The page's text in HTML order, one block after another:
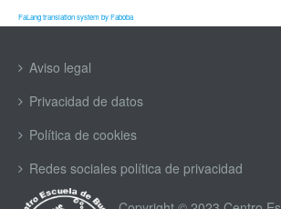
FaLang translation system by Faboba
Aviso legal
Privacidad de datos
Política de cookies
Redes sociales política de privacidad